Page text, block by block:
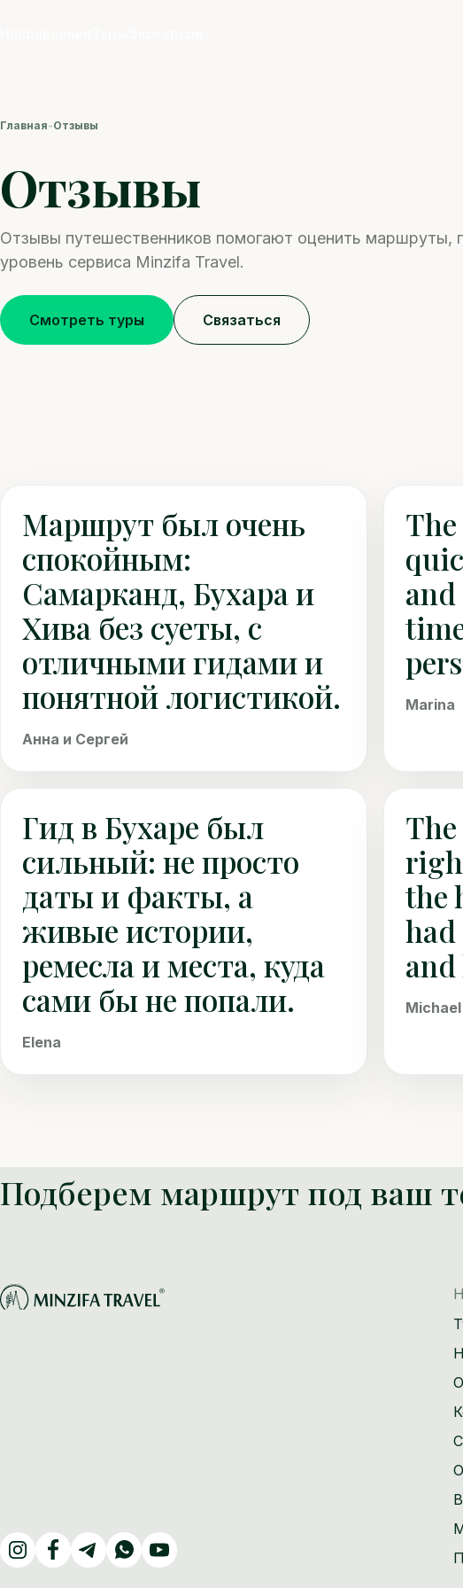
Главная-Отзывы
Отзывы
Отзывы путешественников помогают оценить маршруты,
уровень сервиса Minzifa Travel.
Смотреть туры Связаться
Маршрут был очень
спокойным:
Самарканд, Бухара и
Хива без суеты, с
отличными гидами и
понятной логистикой.
Анна и Сергей
Marina
Гид в Бухаре был
сильный: не просто
даты и факты, а
живые истории,
ремесла и места, куда
сами бы не попали.
Elena
the
had
Michael
Подберем маршрут под ваш